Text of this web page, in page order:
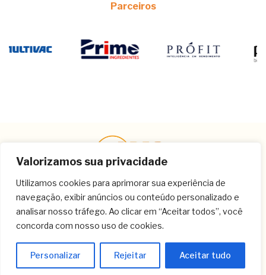
Valorizamos sua privacidade
Utilizamos cookies para aprimorar sua experiência de
navegação, exibir anúncios ou conteúdo personalizado e
analisar nosso tráfego. Ao clicar em “Aceitar todos”, você
concorda com nosso uso de cookies.
Personalizar Rejeitar Aceitar tudo
Parceiros
Contato
(11) 3259-8266